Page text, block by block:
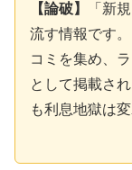
【論破】
「新
流す情報です
コミを集め、
として掲載さ
も利息地獄は